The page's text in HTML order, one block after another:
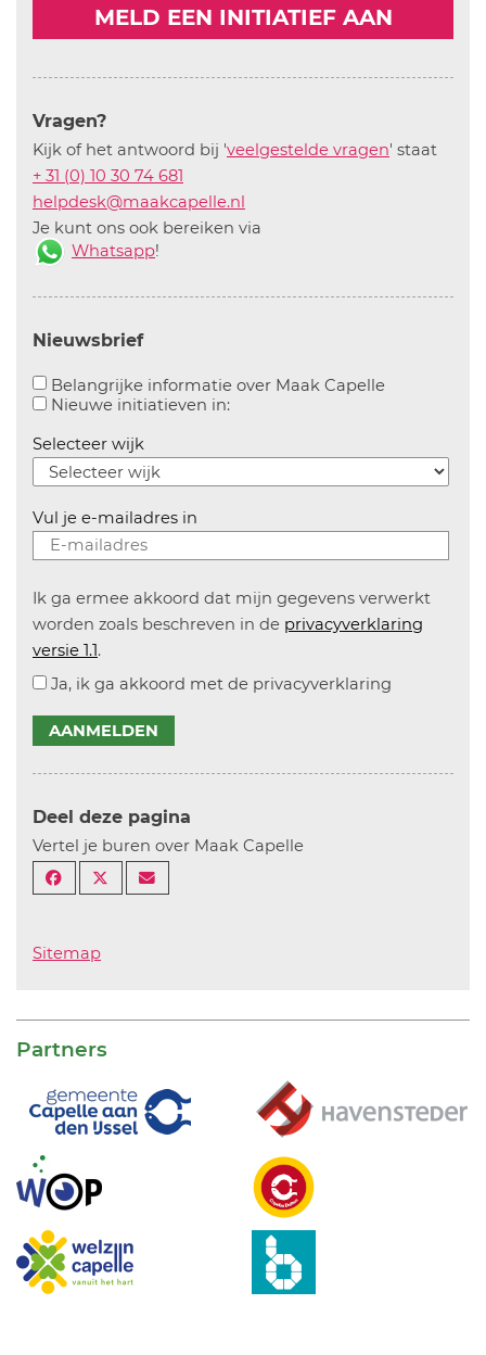
MELD EEN INITIATIEF AAN
Vragen?
Kijk of het antwoord bij 'veelgestelde vragen' staat
+ 31 (0) 10 30 74 681
helpdesk@maakcapelle.nl
Je kunt ons ook bereiken via
Whatsapp!
Nieuwsbrief
Belangrijke informatie over Maak CapelleAanvinken
Nieuwe initiatieven in:Aanvinken om informatie over
Selecteer wijk
Vul je e-mailadres in
Ik ga ermee akkoord dat mijn gegevens verwerkt
worden zoals beschreven in de privacyverklaring
versie 1.1.
Ja, ik ga akkoord met de privacyverklaring
AANMELDEN
Deel deze pagina
Vertel je buren over Maak Capelle
Sitemap
Partners